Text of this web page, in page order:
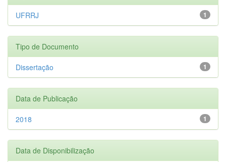
1
UFRRJ
Tipo de Documento
1
Dissertação
Data de Publicação
1
2018
Data de Disponibilização